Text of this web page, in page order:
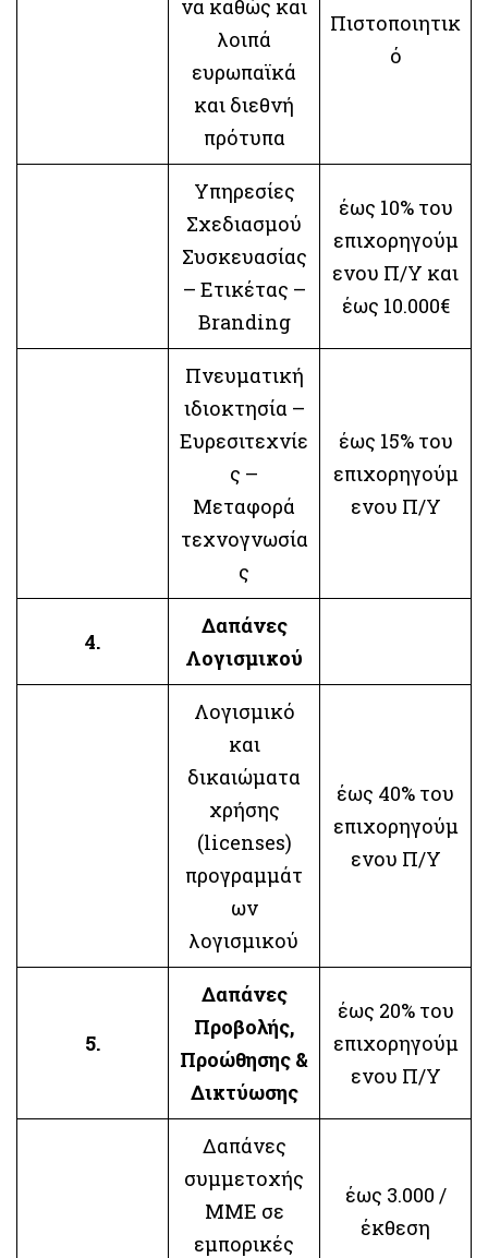
να καθώς και
λοιπά
ευρωπαϊκά
και διεθνή
πρότυπα
Πιστοποιητικ
ό
Υπηρεσίες
Σχεδιασμού
Συσκευασίας
– Ετικέτας –
Branding
έως 10% του
επιχορηγούμ
ενου Π/Υ και
έως 10.000€
Πνευματική
ιδιοκτησία –
Ευρεσιτεχνίε
ς –
Μεταφορά
τεχνογνωσία
ς
έως 15% του
επιχορηγούμ
ενου Π/Υ
4.
Δαπάνες
Λογισμικού
Λογισμικό
και
δικαιώματα
χρήσης
(licenses)
προγραμμάτ
ων
λογισμικού
έως 40% του
επιχορηγούμ
ενου Π/Υ
5.
Δαπάνες
Προβολής,
Προώθησης &
Δικτύωσης
έως 20% του
επιχορηγούμ
ενου Π/Υ
Δαπάνες
συμμετοχής
ΜΜΕ σε
εμπορικές
έως 3.000 /
έκθεση